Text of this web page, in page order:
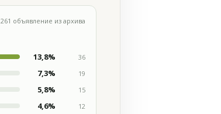
261 объявление из архива
13,8%
36
7,3%
19
5,8%
15
4,6%
12